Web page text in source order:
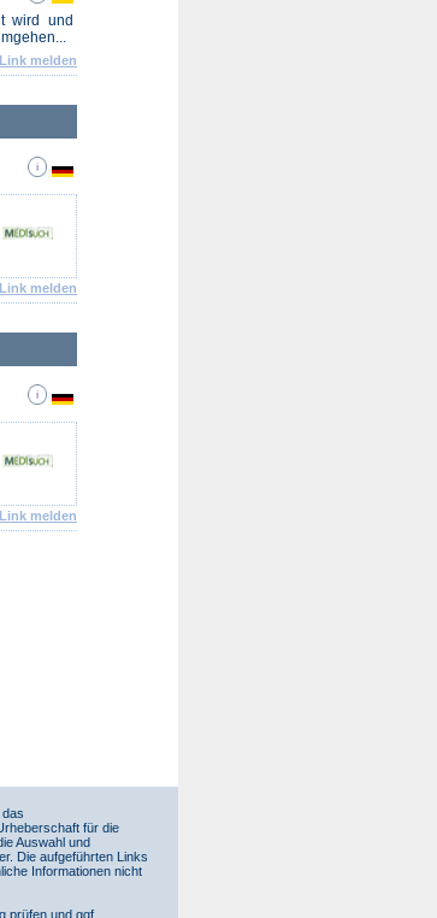
wird und
melden
melden
melden
für die
Auswahl und
Die aufgeführten Links
Informationen nicht
prüfen und ggf.